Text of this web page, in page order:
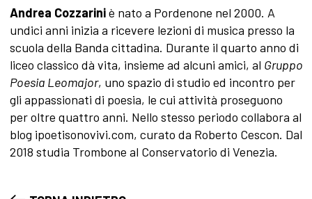
Andrea Cozzariniè nato a Pordenone nel 2000. A
undici anni inizia a ricevere lezioni di musica presso la
scuola della Banda cittadina. Durante il quarto anno di
liceo classico dà vita, insieme ad alcuni amici, al Gruppo
Poesia Leomajor, uno spazio di studio ed incontro per
gli appassionati di poesia, le cui attività proseguono
per oltre quattro anni. Nello stesso periodo collabora al
blog ipoetisonovivi.com, curato da Roberto Cescon. Dal
2018 studia Trombone al Conservatorio di Venezia.